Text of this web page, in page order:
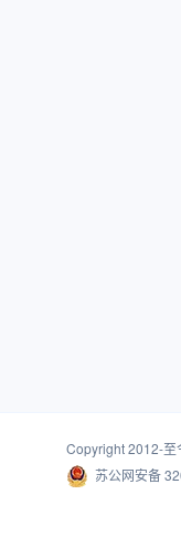
Copyright 2012-至
苏公网安备